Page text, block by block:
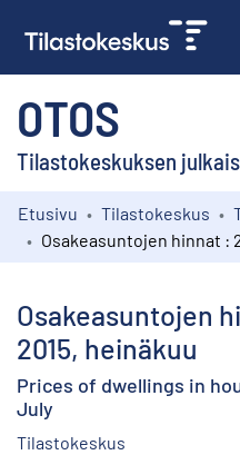
OTOS
Tilastokeskuksen
Kokoelmat
Etusivu Tilastokeskus
Osakeasuntojen
2015, heinäkuu
Prices of dwellings in
July
Tilastokeskus